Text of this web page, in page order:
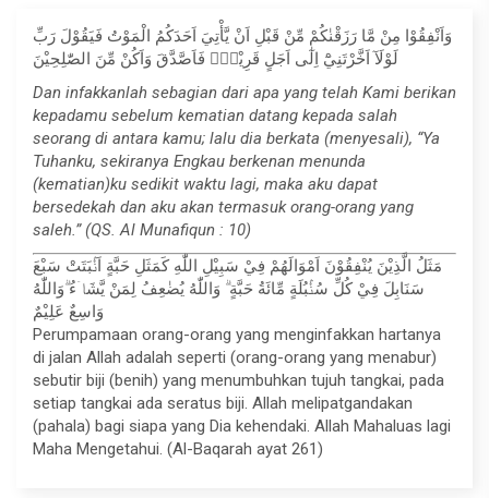
وَاَنْفِقُوْا مِنْ مَّا رَزَقْنٰكُمْ مِّنْ قَبْلِ اَنْ يَّأْتِيَ اَحَدَكُمُ الْمَوْتُ فَيَقُوْلَ رَبِّ
لَوْلَآ اَخَّرْتَنِيْٓ اِلٰٓى اَجَلٍ قَرِيْبٍۚ فَاَصَّدَّقَ وَاَكُنْ مِّنَ الصّٰلِحِيْنَ
Dan infakkanlah sebagian dari apa yang telah Kami berikan
kepadamu sebelum kematian datang kepada salah
seorang di antara kamu; lalu dia berkata (menyesali), “Ya
Tuhanku, sekiranya Engkau berkenan menunda
(kematian)ku sedikit waktu lagi, maka aku dapat
bersedekah dan aku akan termasuk orang-orang yang
saleh.” (QS. Al Munafiqun : 10)
مَثَلُ الَّذِيْنَ يُنْفِقُوْنَ اَمْوَالَهُمْ فِيْ سَبِيْلِ اللّٰهِ كَمَثَلِ حَبَّةٍ اَنْۢبَتَتْ سَبْعَ
سَنَابِلَ فِيْ كُلِّ سُنْۢبُلَةٍ مِّائَةُ حَبَّةٍ ۗ وَاللّٰهُ يُضٰعِفُ لِمَنْ يَّشَاۤءُ ۗوَاللّٰهُ
وَاسِعٌ عَلِيْمٌ
Perumpamaan orang-orang yang menginfakkan hartanya
di jalan Allah adalah seperti (orang-orang yang menabur)
sebutir biji (benih) yang menumbuhkan tujuh tangkai, pada
setiap tangkai ada seratus biji. Allah melipatgandakan
(pahala) bagi siapa yang Dia kehendaki. Allah Mahaluas lagi
Maha Mengetahui. (Al-Baqarah ayat 261)